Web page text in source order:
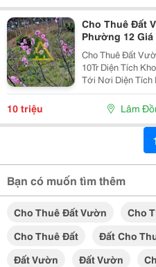
Cho Thuê Đất
Phường 12 Giá
Cho Thuê Đất
10Tr Diện Tích Khoảng 800M2 Đường Rộng, Ô Tô Vào
Tới Nơi Diện Tích
Còn Lại Cho Mượn Để
10Tr/Tháng,
10 triệu Lâm
1
Bạn có muốn tìm thêm
Cho Thuê Đất Vườn Cho
Cho Thuê Đất
Đất Cho
Đất Vườn
Đất Vườn